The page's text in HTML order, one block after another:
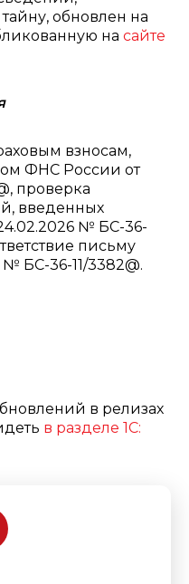
обновлен на
на сайте
взносам,
ФНС России от
проверка
введенных
№ БС-36-
письму
БС-36-11/3382@.
в релизах
в разделе 1С: